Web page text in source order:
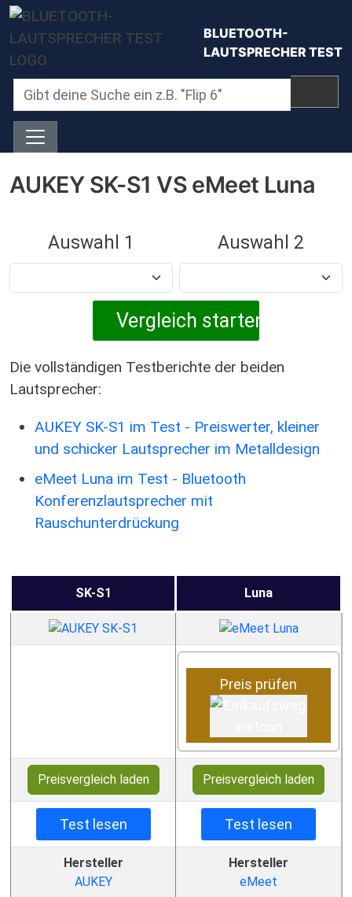
Direkt zum Inhalt
BLUETOOTH-
LAUTSPRECHER TEST
AUKEY SK-S1 VS eMeet Luna
Auswahl 1 Auswahl 2
Die vollständigen Testberichte der beiden
Lautsprecher:
AUKEY SK-S1 im Test - Preiswerter, kleiner
und schicker Lautsprecher im Metalldesign
eMeet Luna im Test - Bluetooth
Konferenzlautsprecher mit
Rauschunterdrückung
SK-S1 Luna
Preis prüfen
Preisvergleich laden Preisvergleich laden
Test lesen Test lesen
Hersteller
AUKEY
Hersteller
eMeet